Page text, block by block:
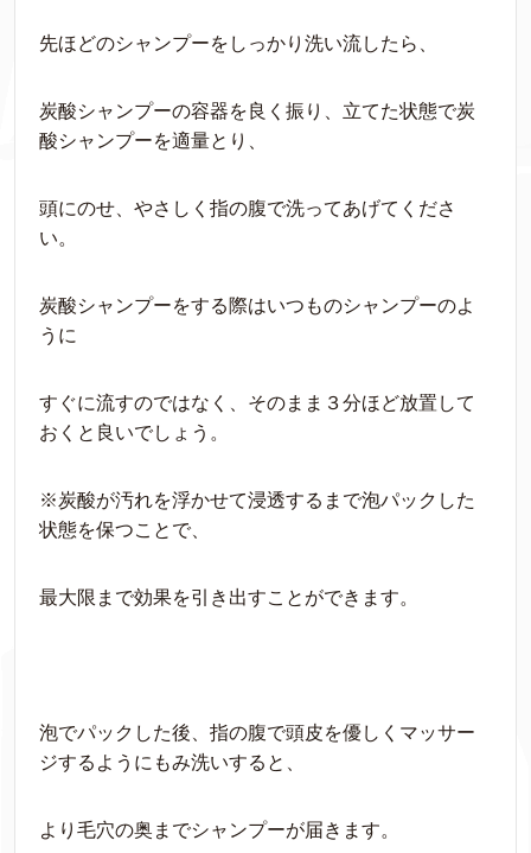
先ほどのシャンプーをしっかり洗い流したら、
炭酸シャンプーの容器を良く振り、立てた状態で炭
酸シャンプーを適量とり、
頭にのせ、 やさしく指の腹で洗ってあげてくださ
い。
炭酸シャンプーをする際はいつものシャンプーのよ
うに
すぐに流すのではなく、そのまま３分ほど放置して
おくと良いでしょう。
※炭酸が汚れを浮かせて浸透するまで泡パックした
状態を保つことで、
最大限まで効果を引き出すことができます。
泡でパックした後、指の腹で頭皮を優しくマッサー
ジするようにもみ洗いすると、
より毛穴の奥までシャンプーが届きます。